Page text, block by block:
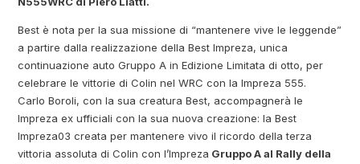
Best è nota per la sua missione di “mantenere vive le leggende”
a partire dalla realizzazione della Best Impreza, unica
continuazione auto Gruppo A in Edizione Limitata di otto, per
celebrare le vittorie di Colin nel WRC con la Impreza 555.
Carlo Boroli, con la sua creatura Best, accompagnerà le
Impreza ex ufficiali con la sua nuova creazione: la Best
Impreza03 creata per mantenere vivo il ricordo della terza
vittoria assoluta di Colin con l’Impreza Gruppo A al Rally della